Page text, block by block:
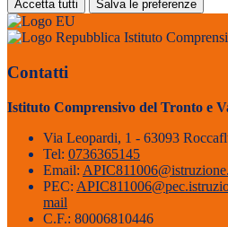
Accetta tutti Salva le preferenze
Istituto
Contatti
Istituto Comprensivo del Tronto e
Via Leopardi, 1 - 63093
Tel: 0736365145
Email:
PEC:
mail
C.F.: 80006810446